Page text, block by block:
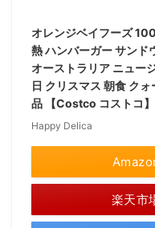
オレンジベイフーズ
熱 ハンバーガー サンド
オーストラリア ニュー
日 クリスマス 朝食 ク
品 【Costco コストコ】
Happy Delica
楽天市